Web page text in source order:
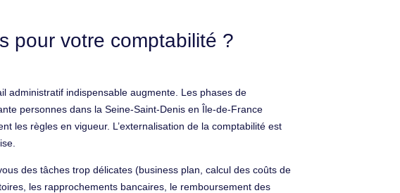
pour votre comptabilité ?
administratif indispensable augmente. Les phases de
personnes dans la Seine-Saint-Denis en Île-de-France
les règles en vigueur. L’externalisation de la comptabilité est
des tâches trop délicates (business plan, calcul des coûts de
les rapprochements bancaires, le remboursement des